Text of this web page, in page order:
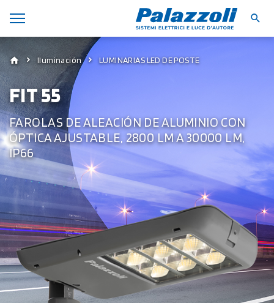
Iluminación LUMINARIAS LED DE POSTE
FIT 55
FAROLAS DE ALEACIÓN DE ALUMINIO CON
ÓPTICA AJUSTABLE, 2800 LM A 30000 LM,
IP66